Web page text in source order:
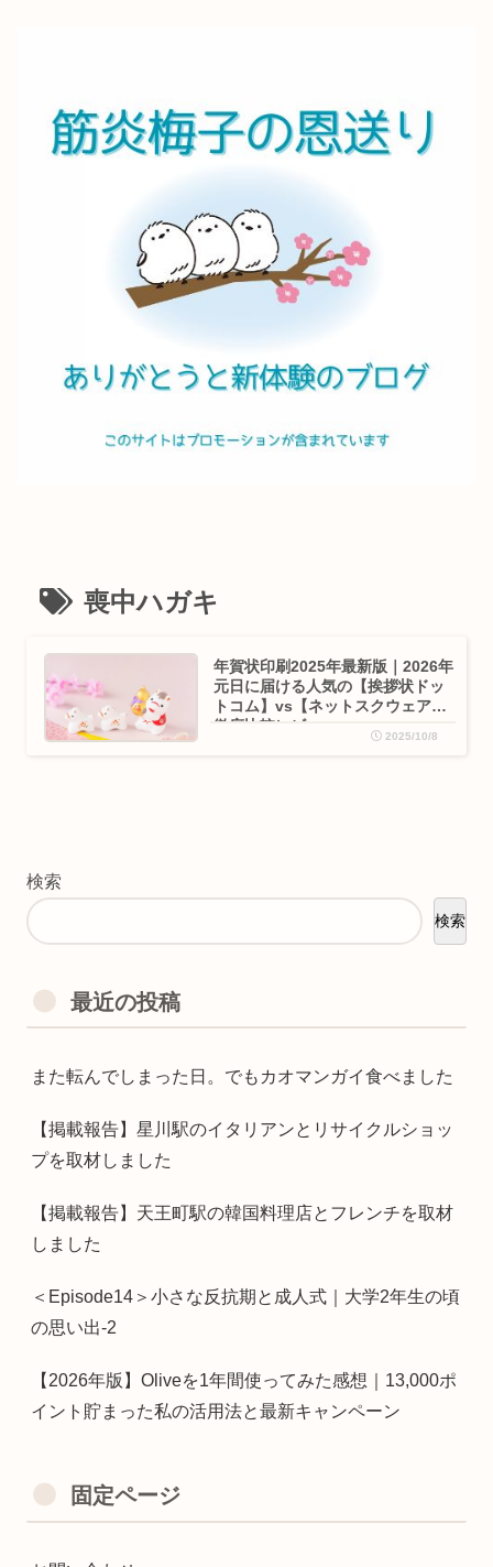
喪中ハガキ
年賀状印刷2025年最新版｜2026年
元日に届ける人気の【挨拶状ドッ
トコム】vs【ネットスクウェア】
徹底比較レビュー
2025/10/8
検索
検索
最近の投稿
また転んでしまった日。でもカオマンガイ食べました
【掲載報告】星川駅のイタリアンとリサイクルショッ
プを取材しました
【掲載報告】天王町駅の韓国料理店とフレンチを取材
しました
＜Episode14＞小さな反抗期と成人式｜大学2年生の頃
の思い出-2
【2026年版】Oliveを1年間使ってみた感想｜13,000ポ
イント貯まった私の活用法と最新キャンペーン
固定ページ